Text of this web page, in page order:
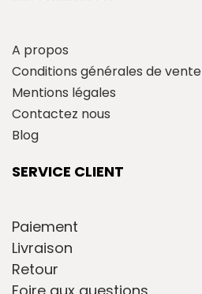
A propos
Conditions générales de vente
Mentions légales
Contactez nous
Blog
SERVICE CLIENT
Paiement
Livraison
Retour